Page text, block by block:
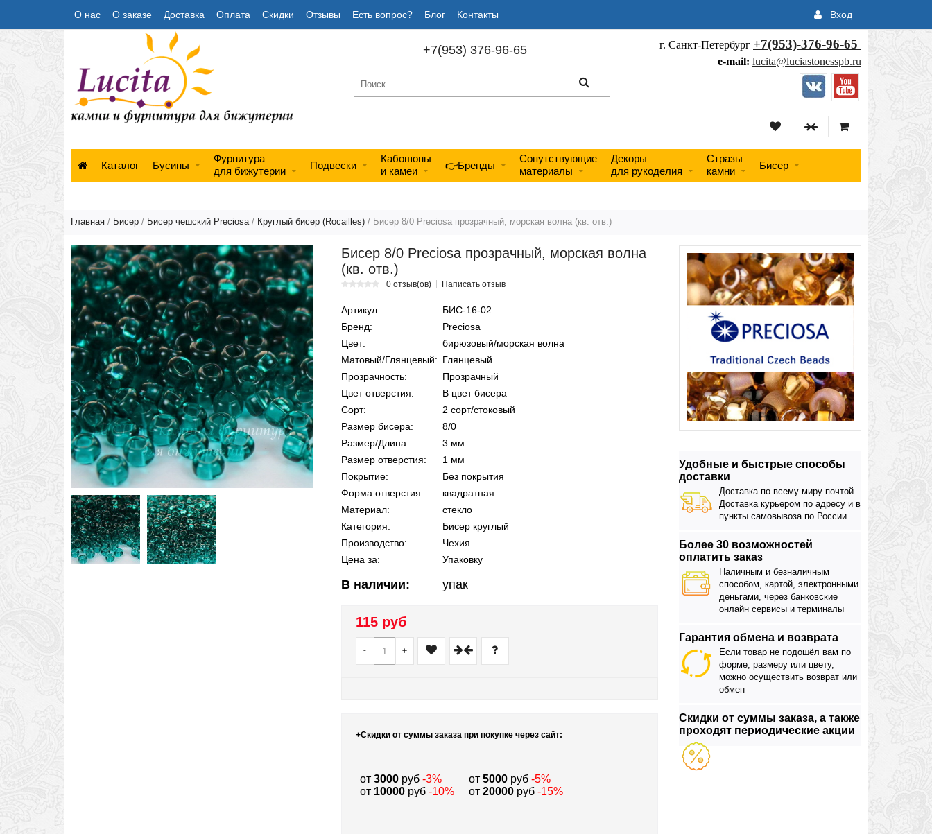
О нас О заказе Доставка Оплата Скидки Отзывы Есть вопрос? Блог Контакты Вход
г. Санкт-Петербург +7(953)-376-96-65
e-mail: lucita@luciastonesspb.ru
+7(953) 376-96-65
Каталог Бусины
Фурнитура
для бижутерии
Подвески
Кабошоны
и камеи
👉Бренды
Сопутствующие
материалы
Декоры
для рукоделия
Стразы
камни
Бисер
Главная / Бисер / Бисер чешский Preciosa/ Круглый бисер (Rocailles) / Бисер 8/0 Preciosa прозрачный, морская волна (кв. отв.)
Удобные и быстрые способы
доставки
Доставка по всему миру почтой.
Доставка курьером по адресу и в
пункты самовывоза по России
Более 30 возможностей
оплатить заказ
Наличным и безналичным
способом, картой, электронными
деньгами, через банковские
онлайн сервисы и терминалы
Гарантия обмена и возврата
Если товар не подошёл вам по
форме, размеру или цвету,
можно осуществить возврат или
обмен
Скидки от суммы заказа, а также
проходят периодические акции
Бисер 8/0 Preciosa прозрачный, морская волна
(кв. отв.)
0 отзыв(ов) Написать отзыв
Артикул:
БИС-16-02
Бренд:
Preciosa
Цвет:
бирюзовый/морская волна
Матовый/Глянцевый: Глянцевый
Прозрачность:
Прозрачный
Цвет отверстия:
В цвет бисера
Сорт:
2 сорт/стоковый
Размер бисера:
8/0
Размер/Длина:
3 мм
Размер отверстия:
1 мм
Покрытие:
Без покрытия
Форма отверстия:
квадратная
Материал:
стекло
Категория:
Бисер круглый
Производство:
Чехия
Цена за:
Упаковку
В наличии: упак
115 руб
- +
+Скидки от суммы заказа при покупке через сайт:
от3000руб -3% от 5000руб-5%
от 10000руб -10% от 20000руб -15%